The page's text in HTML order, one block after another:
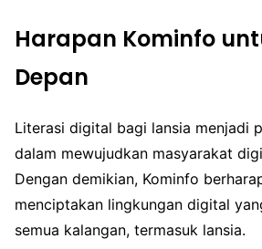
Harapan Kominfo
Depan
Literasi digital bagi lansia menjadi
dalam mewujudkan masyarakat
Dengan demikian, Kominfo
menciptakan lingkungan digital
semua kalangan, termasuk lansia.